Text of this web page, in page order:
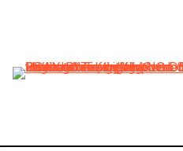
Skip